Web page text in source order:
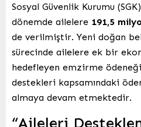
Sosyal Güvenlik Kurumu
dönemde ailelere 191,5
de verilmiştir. Yeni doğan
sürecinde ailelere ek bir
hedefleyen emzirme
destekleri kapsamındaki
almaya devam etmektedir.
“Aileleri